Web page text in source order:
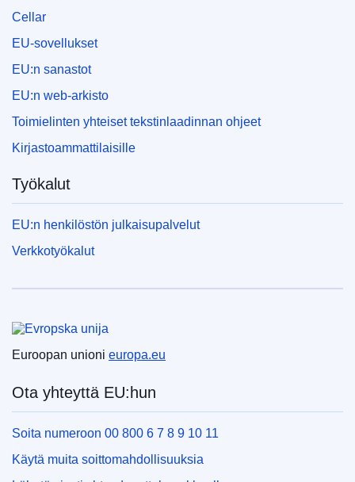
Cellar
EU-sovellukset
EU:n sanastot
EU:n web-arkisto
Toimielinten yhteiset tekstinlaadinnan ohjeet
Kirjastoammattilaisille
Työkalut
EU:n henkilöstön julkaisupalvelut
Verkkotyökalut
Euroopan unioni europa.eu
Ota yhteyttä EU:hun
Soita numeroon 00 800 6 7 8 9 10 11
Käytä muita soittomahdollisuuksia